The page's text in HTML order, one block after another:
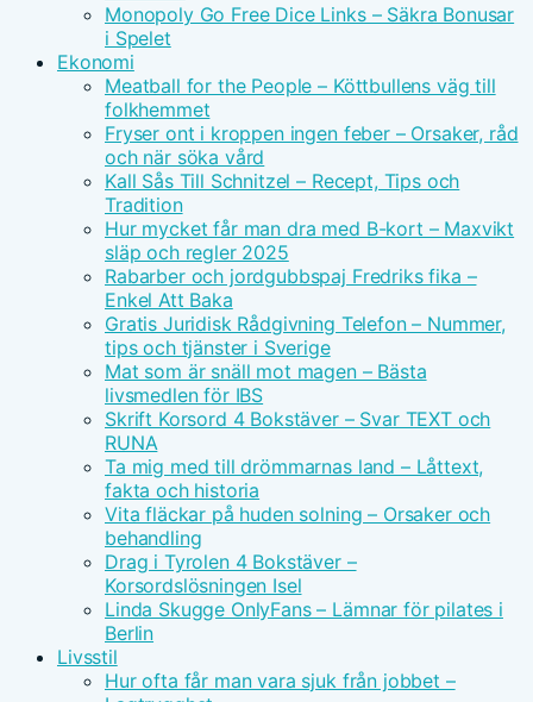
Monopoly Go Free Dice Links – Säkra Bonusar
i Spelet
Ekonomi
Meatball for the People – Köttbullens väg till
folkhemmet
Fryser ont i kroppen ingen feber – Orsaker, råd
och när söka vård
Kall Sås Till Schnitzel – Recept, Tips och
Tradition
Hur mycket får man dra med B-kort – Maxvikt
släp och regler 2025
Rabarber och jordgubbspaj Fredriks fika –
Enkel Att Baka
Gratis Juridisk Rådgivning Telefon – Nummer,
tips och tjänster i Sverige
Mat som är snäll mot magen – Bästa
livsmedlen för IBS
Skrift Korsord 4 Bokstäver – Svar TEXT och
RUNA
Ta mig med till drömmarnas land – Låttext,
fakta och historia
Vita fläckar på huden solning – Orsaker och
behandling
Drag i Tyrolen 4 Bokstäver –
Korsordslösningen Isel
Linda Skugge OnlyFans – Lämnar för pilates i
Berlin
Livsstil
Hur ofta får man vara sjuk från jobbet –